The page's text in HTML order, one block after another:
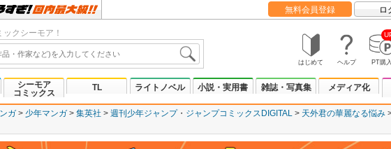
無料会員登録 ロ
クシーモア！
はじめて ヘルプ PT購入
シーモア
コミックス
TL ライトノベル 小説・実用書 雑誌・写真集 メディア化
ガ 少年マンガ 集英社 週刊少年ジャンプ ジャンプコミックスDIGITAL 天外君の華麗なる悩み